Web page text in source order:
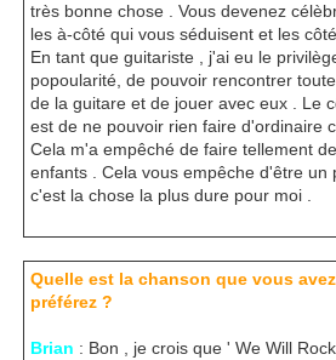
très bonne chose . Vous devenez
les à-côté qui vous séduisent et les
En tant que guitariste , j'ai eu le
popoularité, de pouvoir rencontrer
de la guitare et de jouer avec eux . Le
est de ne pouvoir rien faire d'ordinaire
Cela m'a empêché de faire tellement
enfants . Cela vous empêche d'être un
c'est la chose la plus dure pour moi .
Quelle est la chanson que vous
préférez ?
Brian : Bon , je crois que ' We Will